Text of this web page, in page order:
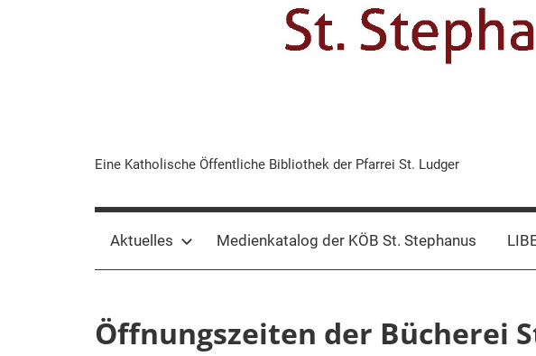
KÖB
St.
Stephanus
Bork
Eine Katholische Öffentliche Bibliothek der Pfarrei St. Ludger
Aktuelles Medienkatalog der KÖB St. Stephanus
Öffnungszeiten der Bücherei